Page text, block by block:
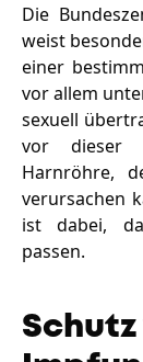
Die
weist
einer
vor allem
sexuell
vor dieser
Harnröhre,
verursachen
ist dabei,
passen.
Schutz